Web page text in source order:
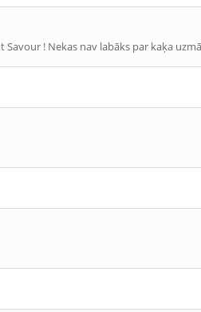
! Nekas nav labāks par kaķa